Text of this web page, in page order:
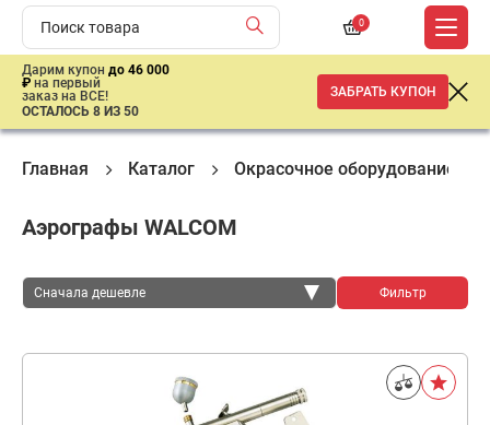
0
Дарим купон до 46 000
₽ на первый
заказ на ВСЕ!
ОСТАЛОСЬ 8 ИЗ 50
ЗАБРАТЬ КУПОН
Главная Каталог Окрасочное оборудование
Аэрографы WALCOM
Сначала дешевле Фильтр